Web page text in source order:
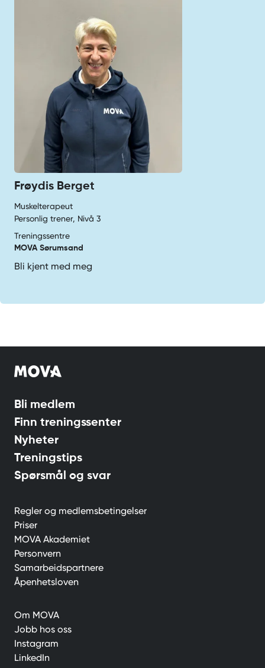
Frøydis Berget
Muskelterapeut
Personlig trener, Nivå 3
Treningssentre
MOVA Sørumsand
Bli kjent med meg
Bli medlem
Finn treningssenter
Nyheter
Treningstips
Spørsmål og svar
Regler og medlemsbetingelser
Priser
MOVA Akademiet
Personvern
Samarbeidspartnere
Åpenhetsloven
Om MOVA
Jobb hos oss
Instagram
LinkedIn